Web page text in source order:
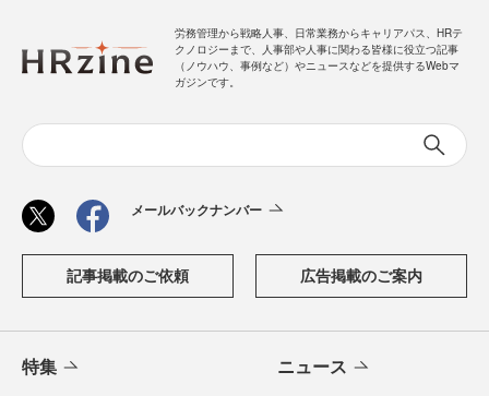
労務管理から戦略人事、日常業務からキャリアパス、HRテ
クノロジーまで、人事部や人事に関わる皆様に役立つ記事
（ノウハウ、事例など）やニュースなどを提供するWebマ
ガジンです。
メールバックナンバー
記事掲載のご依頼 広告掲載のご案内
特集 ニュース